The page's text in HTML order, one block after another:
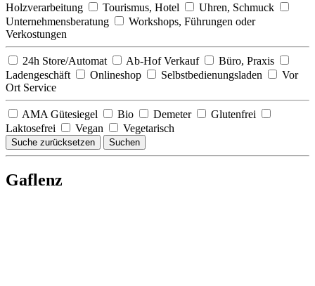
Holzverarbeitung
Tourismus, Hotel
Uhren, Schmuck
Unternehmensberatung
Workshops, Führungen oder
Verkostungen
24h Store/Automat Ab-Hof Verkauf
Büro, Praxis
Ladengeschäft
Onlineshop Selbstbedienungsladen
Vor
Ort Service
AMA Gütesiegel Bio Demeter
Glutenfrei
Laktosefrei
Vegan Vegetarisch
Suche zurücksetzen Suchen
Gaflenz